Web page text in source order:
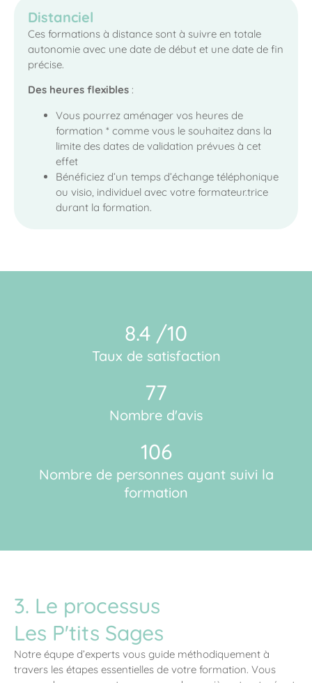
Distanciel
Ces formations à distance sont à suivre en totale
autonomie avec une date de début et une date de fin
précise.
Des heures flexibles :
Vous pourrez aménager vos heures de
formation * comme vous le souhaitez dans la
limite des dates de validation prévues à cet
effet
Bénéficiez d’un temps d’échange téléphonique
ou visio, individuel avec votre formateur.trice
durant la formation.
8.4 /10
Taux de satisfaction
77
Nombre d'avis
106
Nombre de personnes ayant suivi la
formation
3. Le processus
Les P'tits Sages
Notre équpe d’experts vous guide méthodiquement à
travers les étapes essentielles de votre formation. Vous